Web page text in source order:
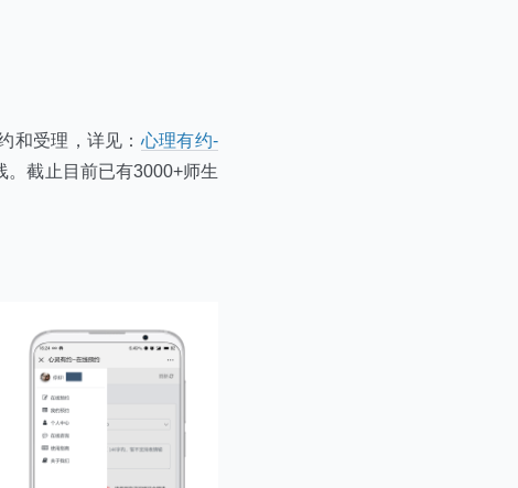
和受理，详见： 心理有约-
。截止目前已有3000+师生